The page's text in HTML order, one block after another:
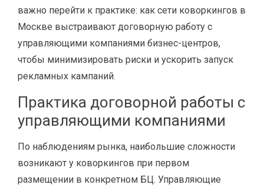
важно перейти к практике: как сети коворкингов в
Москве выстраивают договорную работу с
управляющими компаниями бизнес-центров,
чтобы минимизировать риски и ускорить запуск
рекламных кампаний.
Практика договорной работы с
управляющими компаниями
По наблюдениям рынка, наибольшие сложности
возникают у коворкингов при первом
размещении в конкретном БЦ. Управляющие